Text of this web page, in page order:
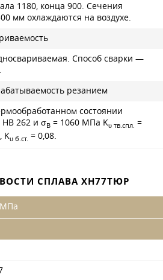
1180, конца 900. Сечения
мм охлаждаются на воздухе.
Способ сварки —
резанием
состоянии
НВ 262 и σB = 1060 МПа Kυ тв.спл. =
Kυ б.ст. = 0,08.
СПЛАВА ХН77ТЮР